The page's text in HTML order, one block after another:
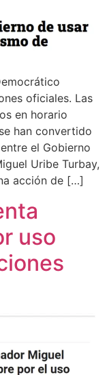
oficiales. Las
en horario
han convertido
el Gobierno
Uribe Turbay,
acción de […]
uso